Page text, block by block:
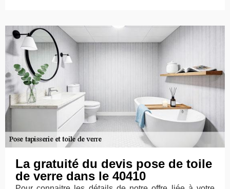
La gratuité du devis pose de toile
de verre dans le 40410